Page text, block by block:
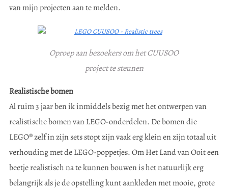
van mijn projecten aan te melden.
Oproep aan bezoekers om het CUUSOO
project te steunen
Realistische bomen
Al ruim 3 jaar ben ik inmiddels bezig met het ontwerpen van
realistische bomen van LEGO-onderdelen. De bomen die
LEGO® zelf in zijn sets stopt zijn vaak erg klein en zijn totaal uit
verhouding met de LEGO-poppetjes. Om Het Land van Ooit een
beetje realistisch na te kunnen bouwen is het natuurlijk erg
belangrijk als je de opstelling kunt aankleden met mooie, grote